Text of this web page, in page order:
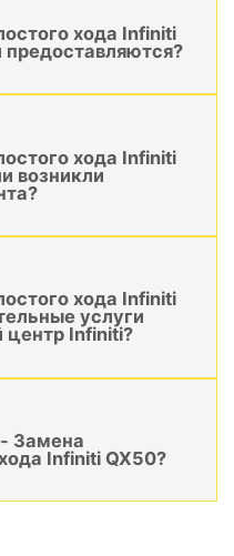
хода Infiniti
предоставляются?
хода Infiniti
возникли
хода Infiniti
услуги
центр Infiniti?
Замена
Infiniti QX50?